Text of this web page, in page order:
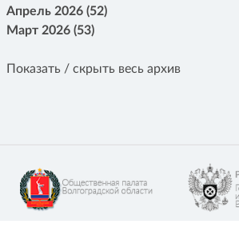
Апрель 2026 (52)
Март 2026 (53)
Показать / скрыть весь архив